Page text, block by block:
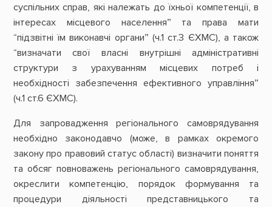
суспільних справ, які належать до їхньої компетенції, в
інтересах місцевого населення” та права мати
“підзвітні їм виконавчі органи” (ч.1 ст.3 ЄХМС), а також
“визначати свої власні внутрішні адміністративні
структури з урахуванням місцевих потреб і
необхідності забезпечення ефективного управління”
(ч.1 ст.6 ЄХМС).
Для запровадження регіонального самоврядування
необхідно законодавчо (може, в рамках окремого
закону про правовий статус області) визначити поняття
та обсяг повноважень регіонального самоврядування,
окреслити компетенцію, порядок формування та
процедури діяльності представницького та